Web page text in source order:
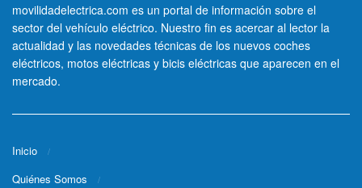
movilidadelectrica.com es un portal de información sobre el
sector del vehículo eléctrico. Nuestro fin es acercar al lector la
actualidad y las novedades técnicas de los nuevos coches
eléctricos, motos eléctricas y bicis eléctricas que aparecen en el
mercado.
Inicio
Quiénes Somos